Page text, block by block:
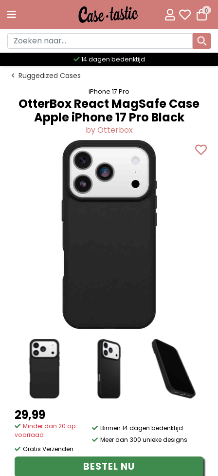
0
Meer dan 300 unieke designs
Ruggedized Cases
iPhone 17 Pro
OtterBox React MagSafe Case
Apple iPhone 17 Pro Black
by Otterbox
29,99
Minder dan 20 op
voorraad
Gratis Verzenden
Binnen 14 dagen bedenktijd
Meer dan 300 unieke designs
BESTEL NU